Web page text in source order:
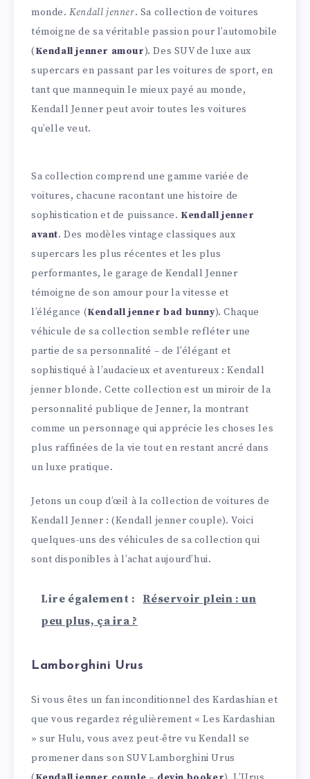
monde.Kendall jenner. Sa collection de voitures
témoigne de sa véritable passion pour l’automobile
(Kendall jenner amour). Des SUV de luxe aux
supercars en passant par les voitures de sport, en
tant que mannequin le mieux payé au monde,
Kendall Jenner peut avoir toutes les voitures
qu’elle veut.
Sa collection comprend une gamme variée de
voitures, chacune racontant une histoire de
sophistication et de puissance. Kendall jenner
avant. Des modèles vintage classiques aux
supercars les plus récentes et les plus
performantes, le garage de Kendall Jenner
témoigne de son amour pour la vitesse et
l’élégance (Kendall jenner bad bunny). Chaque
véhicule de sa collection semble refléter une
partie de sa personnalité – de l’élégant et
sophistiqué à l’audacieux et aventureux : Kendall
jenner blonde. Cette collection est un miroir de la
personnalité publique de Jenner, la montrant
comme un personnage qui apprécie les choses les
plus raffinées de la vie tout en restant ancré dans
un luxe pratique.
Jetons un coup d’œil à la collection de voitures de
Kendall Jenner : (Kendall jenner couple). Voici
quelques-uns des véhicules de sa collection qui
sont disponibles à l’achat aujourd’hui.
Lire également :
Réservoir plein : un
peu plus, ça ira ?
Lamborghini Urus
Si vous êtes un fan inconditionnel des Kardashian et
que vous regardez régulièrement « Les Kardashian
» sur Hulu, vous avez peut-être vu Kendall se
promener dans son SUV Lamborghini Urus